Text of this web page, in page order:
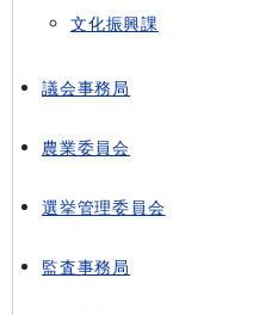
文化振興課
議会事務局
農業委員会
選挙管理委員会
監査事務局